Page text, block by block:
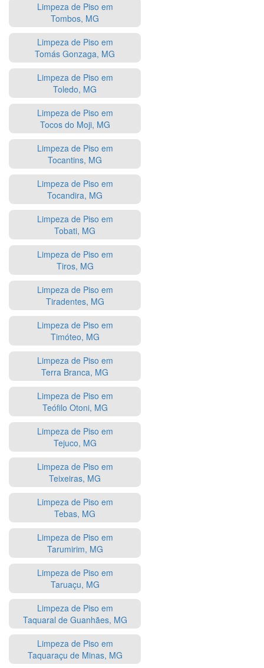
Limpeza de Piso em
Tombos, MG
Limpeza de Piso em
Tomás Gonzaga, MG
Limpeza de Piso em
Toledo, MG
Limpeza de Piso em
Tocos do Moji, MG
Limpeza de Piso em
Tocantins, MG
Limpeza de Piso em
Tocandira, MG
Limpeza de Piso em
Tobati, MG
Limpeza de Piso em
Tiros, MG
Limpeza de Piso em
Tiradentes, MG
Limpeza de Piso em
Timóteo, MG
Limpeza de Piso em
Terra Branca, MG
Limpeza de Piso em
Teófilo Otoni, MG
Limpeza de Piso em
Tejuco, MG
Limpeza de Piso em
Teixeiras, MG
Limpeza de Piso em
Tebas, MG
Limpeza de Piso em
Tarumirim, MG
Limpeza de Piso em
Taruaçu, MG
Limpeza de Piso em
Taquaral de Guanhães, MG
Limpeza de Piso em
Taquaraçu de Minas, MG